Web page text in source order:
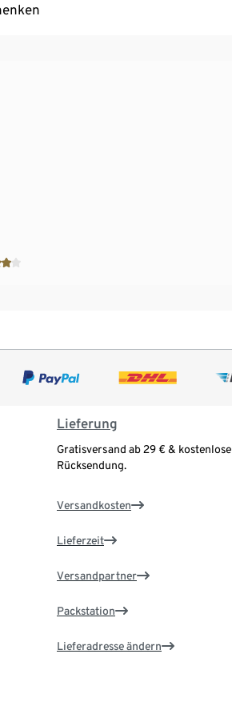
Lieferung
Gratisversand ab 29 € & kostenlose
Rücksendung.
Versandkosten
Lieferzeit
Versandpartner
Packstation
Lieferadresse ändern